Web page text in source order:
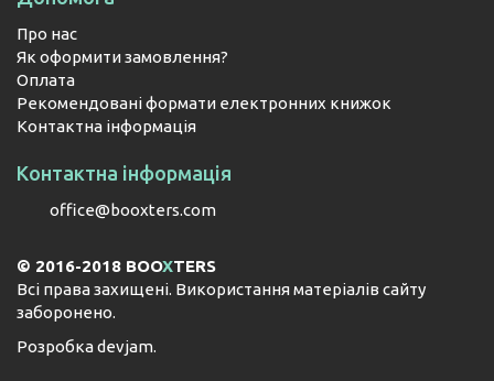
Про нас
Як оформити замовлення?
Оплата
Рекомендовані формати електронних книжок
Контактна інформація
Контактна інформація
office@booxters.com
© 2016-2018 BOOXTERS
Всі права захищені. Використання матеріалів сайту
заборонено.
Розробкаdevjam.